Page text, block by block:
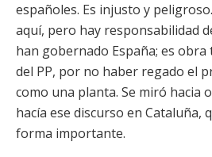
españoles. Es injusto y
aquí, pero hay responsabilidad
han gobernado España; es obra
del PP, por no haber regado el
como una planta. Se miró hacia
hacía ese discurso en Cataluña,
forma importante.